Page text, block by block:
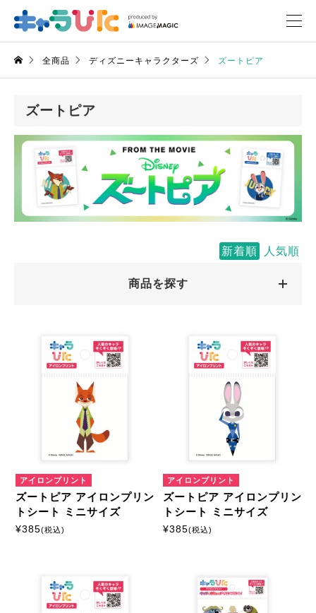
全商品 ディズニーキャラクターズ ズートピア
ズートピア
新着順 人気順
商品を探す
アイロンプリントシート
A5サイズ A4サイズ
アイロンプリント
ズートピア アイロンプリン
トシート ミニサイズ
¥385(税込)
アイロンプリント
ズートピア アイロンプリン
トシート ミニサイズ
¥385(税込)